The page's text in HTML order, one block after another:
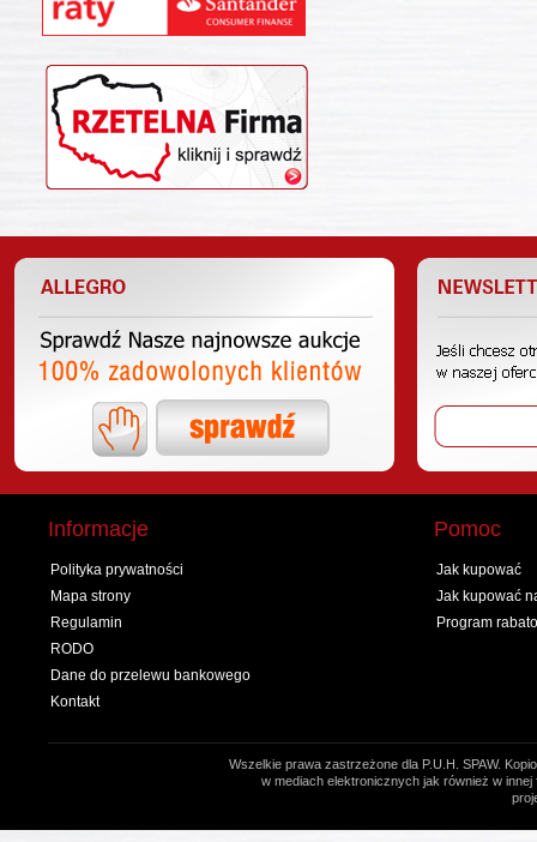
Informacje
Polityka prywatności
Mapa strony
Regulamin
RODO
Dane do przelewu bankowego
Kontakt
Pomoc
Jak kupować
Jak kupować
Program
Wszelkie prawa zastrzeżone dla P.U.H. SPAW.
w mediach elektronicznych jak również w